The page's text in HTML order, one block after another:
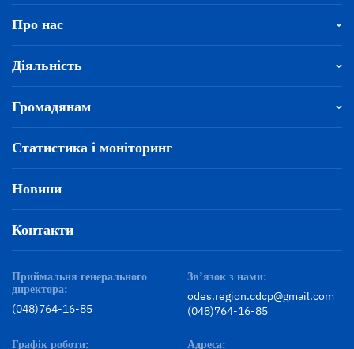
Про нас
Діяльність
Громадянам
Статистика і моніторинг
Новини
Контакти
Приймальня генерального
директора:
(048)764-16-85
Зв’язок з нами:
odes.region.cdcp@gmail.com
(048)764-16-85
Графік роботи: Адреса: